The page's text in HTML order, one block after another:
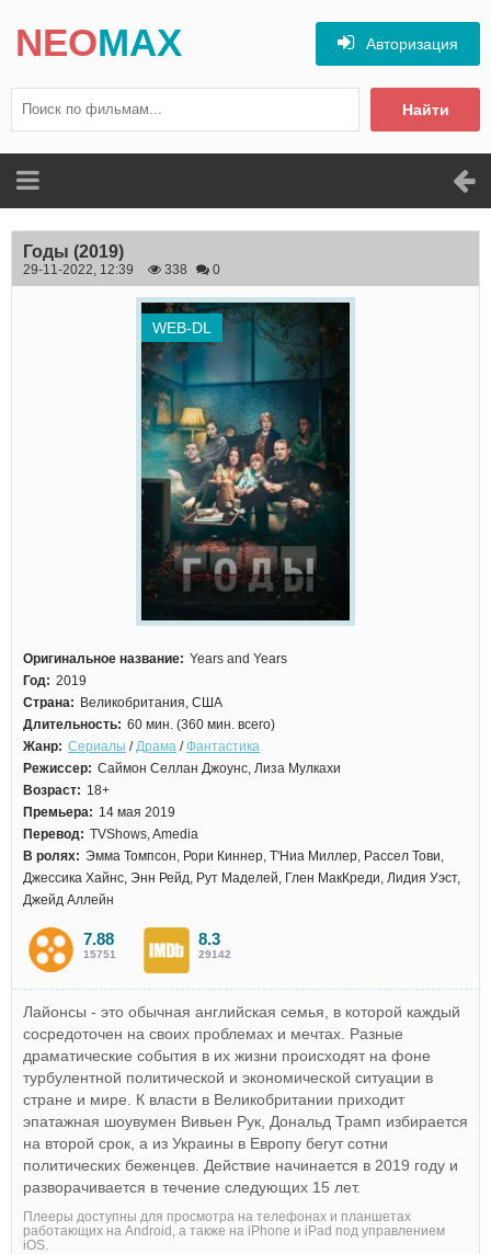
NEOMAX
Найти
Авторизация
Годы (2019)
29-11-2022, 12:39 338 0
WEB-DL
Оригинальное название: Years and Years
Год: 2019
Страна: Великобритания, США
Длительность: 60 мин. (360 мин. всего)
Жанр: Сериалы /Драма /Фантастика
Режиссер: Саймон Селлан Джоунс, Лиза Мулкахи
Возраст: 18+
Премьера: 14 мая 2019
Перевод: TVShows, Amedia
В ролях: Эмма Томпсон, Рори Киннер, Т'Ниа Миллер, Рассел Тови,
Джессика Хайнс, Энн Рейд, Рут Маделей, Глен МакКреди, Лидия Уэст,
Джейд Аллейн
7.88
15751
8.3
29142
Лайонсы - это обычная английская семья, в которой каждый
сосредоточен на своих проблемах и мечтах. Разные
драматические события в их жизни происходят на фоне
турбулентной политической и экономической ситуации в
стране и мире. К власти в Великобритании приходит
эпатажная шоувумен Вивьен Рук, Дональд Трамп избирается
на второй срок, а из Украины в Европу бегут сотни
политических беженцев. Действие начинается в 2019 году и
разворачивается в течение следующих 15 лет.
Плееры доступны для просмотра на телефонах и планшетах
работающих на Android, а также на iPhone и iPad под управлением
iOS.